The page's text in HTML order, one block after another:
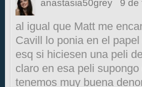
anastasia50grey 9 de
al igual que Matt me
Cavill lo ponia en el
esq si hiciesen una peli
claro en esa peli
tenemos muy buena